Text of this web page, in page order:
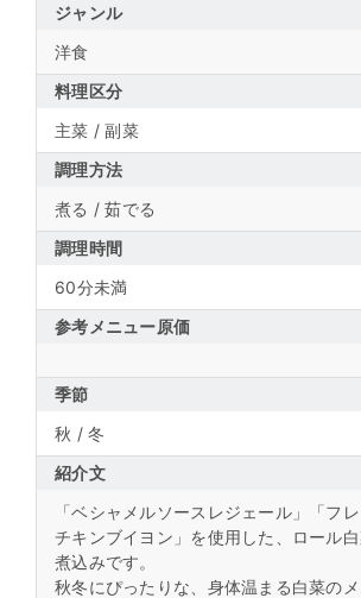
ジャンル
洋食
料理区分
主菜 / 副菜
調理方法
煮る / 茹でる
調理時間
60分未満
参考メニュー原価
季節
秋 / 冬
紹介文
「ベシャメルソースレジェール」「フ
チキンブイヨン」を使用した、ロール
煮込みです。
秋冬にぴったりな、身体温まる白菜のメ